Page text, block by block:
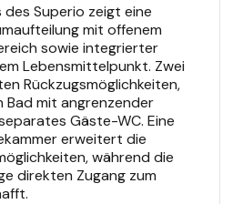
Superio zeigt eine
mit offenem
sowie integrierter
Lebensmittelpunkt. Zwei
Rückzugsmöglichkeiten,
Bad mit angrenzender
Gäste-WC. Eine
erweitert die
während die
direkten Zugang zum